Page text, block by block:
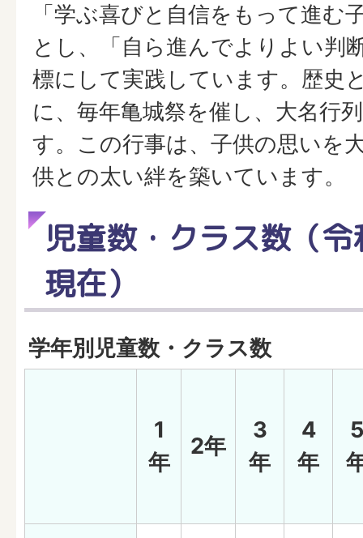
「学ぶ喜びと自信をもって進む
とし、「自ら進んでよりよい判
標にして実践しています。歴史
に、毎年亀城祭を催し、大名行
す。この行事は、子供の思いを
供との太い絆を築いています。
児童数・クラス数（
現在）
学年別児童数・クラス数
1
年
2年
3
年
4
年